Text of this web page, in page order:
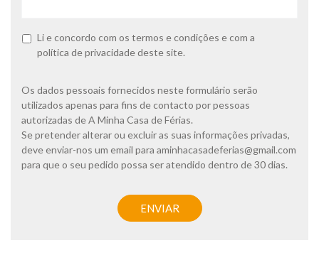
P
t
c
a
d
e
p
Li e concordo com os termos e condições e com a
política de privacidadedeste site.
Os dados pessoais fornecidos neste formulário serão
utilizados apenas para fins de contacto por pessoas
autorizadas de A Minha Casa de Férias.
Se pretender alterar ou excluir as suas informações privadas,
deve enviar-nos um email para aminhacasadeferias@gmail.com
para que o seu pedido possa ser atendido dentro de 30 dias.
ENVIAR